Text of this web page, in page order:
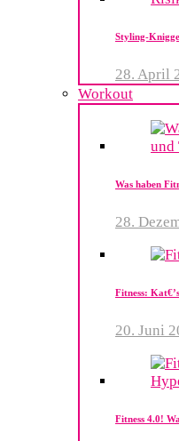
Styling-
28. April
Workout
Was haben
28.
Fitness:
20. Juni
Fitness 4.0!